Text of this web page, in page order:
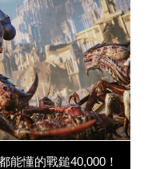
能懂的戰鎚40,000！